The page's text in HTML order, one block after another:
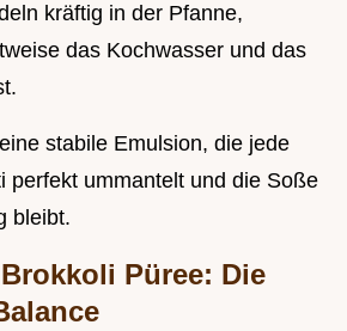
kräftig in der Pfanne,
das Kochwasser und das
stabile Emulsion, die jede
perfekt ummantelt und die Soße
bleibt.
Püree: Die